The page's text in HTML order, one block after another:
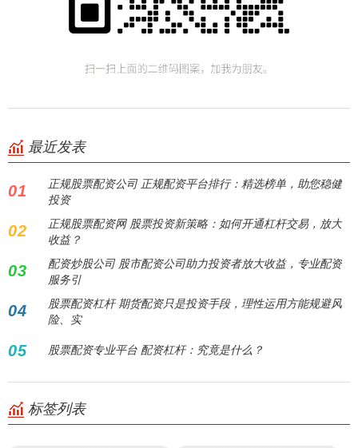
最近发表
01
正规股票配资公司 正规配资平台排行：精选榜单，助您稳健
投资
02
正规股票配资网 股票投资新策略：如何开通杠杆交易，放大
收益？
03
配资炒股公司 股市配资公司助力投资者放大收益，专业配资
服务引
04
股票配资杠杆 期货配资只是投资手段，理性运用方能规避风
险、实
05 股票配资专业平台 配资杠杆：究竟是什么？
标签列表